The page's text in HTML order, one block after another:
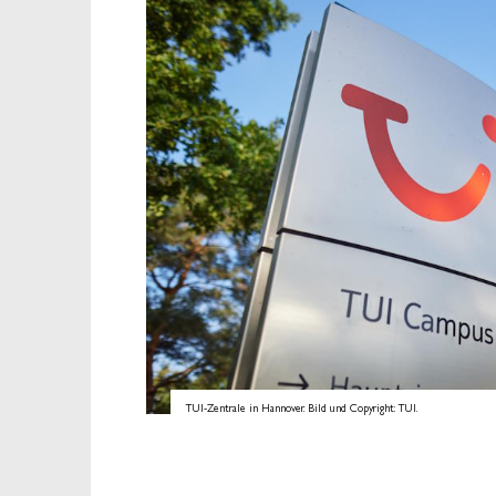
TUI-Zentrale in Hannover. Bild und Copyright: TUI.